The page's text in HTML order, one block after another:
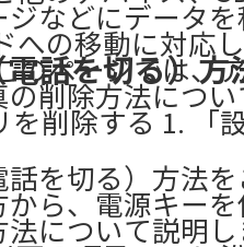
などにデータ
への移動に対応
のページでは、
削除方法につ
を削除する 1. 「
話を切る）方
を切る）方法
ら、電源キー
について説明し